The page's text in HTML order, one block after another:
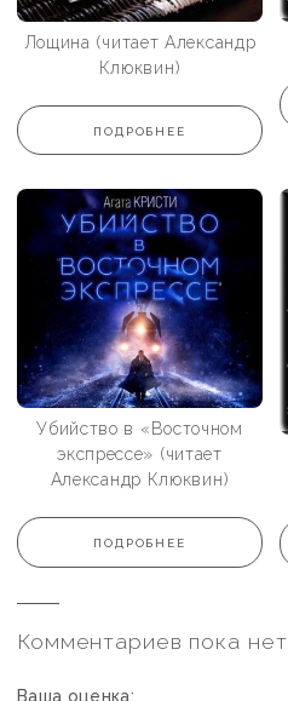
Лощина (читает Александр
Клюквин)
ПОДРОБНЕЕ
Убийство в «Восточном
экспрессе» (читает
Александр Клюквин)
ПОДРОБНЕЕ
Комментариев пока нет
Ваша оценка: